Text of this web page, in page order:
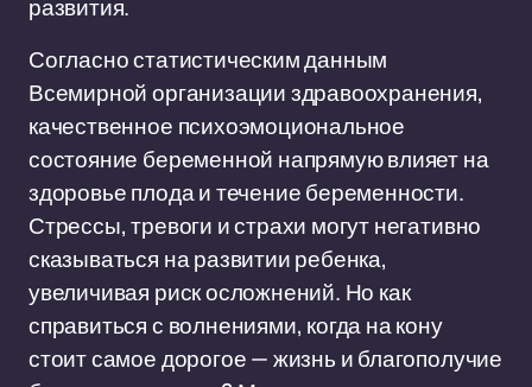
развития.
Согласно статистическим данным
Всемирной организации здравоохранения,
качественное психоэмоциональное
состояние беременной напрямую влияет на
здоровье плода и течение беременности.
Стрессы, тревоги и страхи могут негативно
сказываться на развитии ребенка,
увеличивая риск осложнений. Но как
справиться с волнениями, когда на кону
стоит самое дорогое — жизнь и благополучие